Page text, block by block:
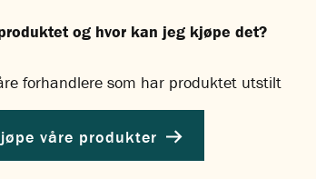
og hvor kan jeg kjøpe det?
forhandlere som har produktet utstilt
våre produkter